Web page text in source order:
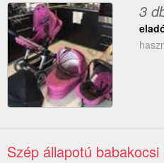
3
Szép állapotú babakocsi